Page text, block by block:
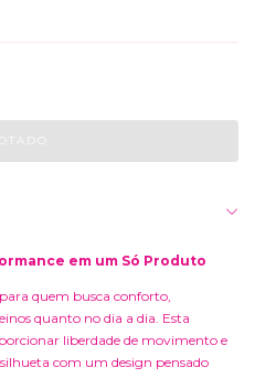
em um Só Produto
quem busca conforto,
quanto no dia a dia. Esta
liberdade de movimento e
com um design pensado